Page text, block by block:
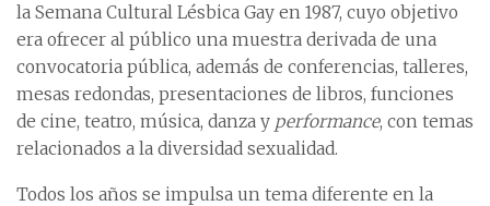
la Semana Cultural Lésbica Gay en 1987, cuyo objetivo
era ofrecer al público una muestra derivada de una
convocatoria pública, además de conferencias, talleres,
mesas redondas, presentaciones de libros, funciones
de cine, teatro, música, danza y performance, con temas
relacionados a la diversidad sexualidad.
Todos los años se impulsa un tema diferente en la